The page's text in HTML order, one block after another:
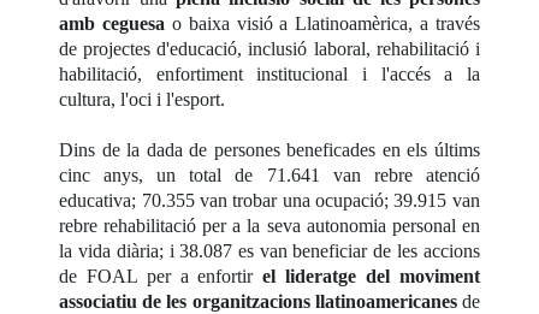
amb ceguesa o baixa visió a Llatinoamèrica, a través
de projectes d'educació, inclusió laboral, rehabilitació i
habilitació, enfortiment institucional i l'accés a la
cultura, l'oci i l'esport.
Dins de la dada de persones beneficades en els últims
cinc anys, un total de 71.641 van rebre atenció
educativa; 70.355 van trobar una ocupació; 39.915 van
rebre rehabilitació per a la seva autonomia personal en
la vida diària; i 38.087 es van beneficiar de les accions
de FOAL per a enfortirel lideratge del moviment
associatiu de les organitzacions llatinoamericanesde